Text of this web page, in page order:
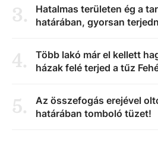
3.
Hatalmas területen ég a
határában, gyorsan
4.
Több lakó már el kellett
házak felé terjed a tűz
5.
Az összefogás erejével
határában tomboló tüzet!